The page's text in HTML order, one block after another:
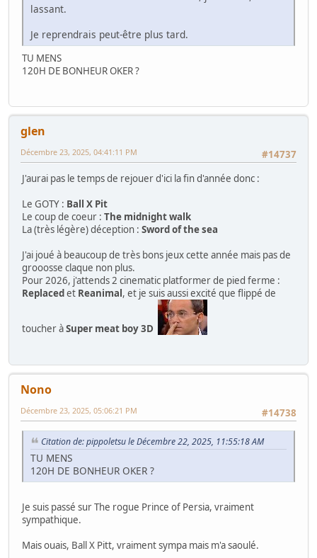
lassant.
Je reprendrais peut-être plus tard.
TU MENS
120H DE BONHEUR OKER ?
glen
#14737
Décembre 23, 2025, 04:41:11 PM
J'aurai pas le temps de rejouer d'ici la fin d'année donc :
Le GOTY : Ball X Pit
Le coup de coeur : The midnight walk
La (très légère) déception : Sword of the sea
J'ai joué à beaucoup de très bons jeux cette année mais pas de
grooosse claque non plus.
Pour 2026, j'attends 2 cinematic platformer de pied ferme :
Replacedet Reanimal, et je suis aussi excité que flippé de
toucher àSuper meat boy 3D
Nono
#14738
Décembre 23, 2025, 05:06:21 PM
Citation de: pippoletsu le Décembre 22, 2025, 11:55:18 AM
TU MENS
120H DE BONHEUR OKER ?
Je suis passé sur The rogue Prince of Persia, vraiment
sympathique.
Mais ouais, Ball X Pitt, vraiment sympa mais m'a saoulé.